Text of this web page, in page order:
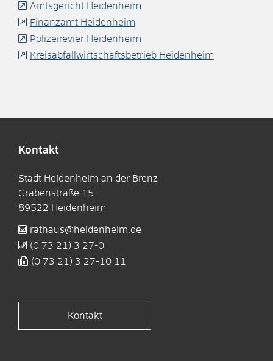
Amtsgericht Heidenheim
Finanzamt Heidenheim
Polizeirevier Heidenheim
Kreisabfallwirtschaftsbetrieb Heidenheim
Kontakt
Stadt Heidenheim an der Brenz
Grabenstraße 15
89522 Heidenheim
rathaus@heidenheim.de
(0 73 21) 3 27-0
(0 73 21) 3 27-10 11
Kontakt